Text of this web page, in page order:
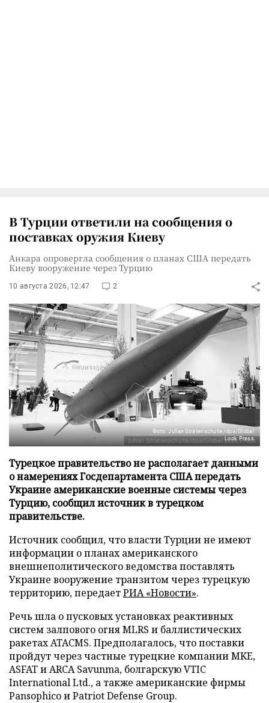
В Турции ответили на сообщения о
поставках оружия Киеву
Анкара опровергла сообщения о планах США передать
Киеву вооружение через Турцию
10 августа 2026, 12:47 2
Фото: Julian Stratenschulte/dpa/Global
Look Press
Турецкое правительство не располагает данными
о намерениях Госдепартамента США передать
Украине американские военные системы через
Турцию, сообщил источник в турецком
правительстве.
Источник сообщил, что власти Турции не имеют
информации о планах американского
внешнеполитического ведомства поставлять
Украине вооружение транзитом через турецкую
территорию, передаетРИА «Новости».
Речь шла о пусковых установках реактивных
систем залпового огня MLRS и баллистических
ракетах ATACMS. Предполагалось, что поставки
пройдут через частные турецкие компании MKE,
ASFAT и ARCA Savunma, болгарскую VTIC
International Ltd., а также американские фирмы
Pansophico и Patriot Defense Group.